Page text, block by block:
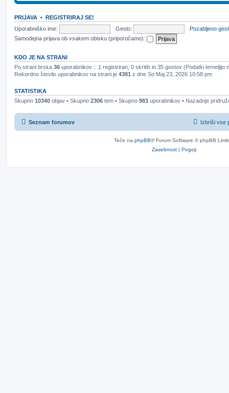
PRIJAVA • REGISTRIRAJ SE!
Uporabniško ime:
Geslo:
Pozabljeno
Samodejna prijava ob vsakem obisku (priporočamo):
KDO JE NA STRANI
Po strani brska 36 uporabnikov :: 1 registriran, 0 skritih in 35 gostov (Podatki temeljijo
Rekordno število uporabnikov na strani je 4381 z dne So Maj 23, 2026 10:58 pm
STATISTIKA
Skupno 10340 objav • Skupno 2306 tem • Skupno 983 uporabnikov • Nazadnje
Seznam forumov Izbriši vse
Teče na phpBB® Forum Software © phpBB
Zasebnost | Pogoji